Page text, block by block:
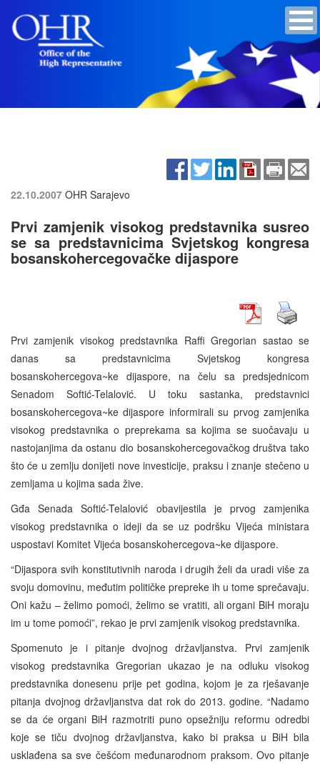
22.10.2007 OHR Sarajevo
Prvi zamjenik visokog predstavnika susreo
se sa predstavnicima Svjetskog kongresa
bosanskohercegovačke dijaspore
Prvi zamjenik visokog predstavnika Raffi Gregorian sastao se
danas sa predstavnicima Svjetskog kongresa
bosanskohercegova~ke dijaspore, na čelu sa predsjednicom
Senadom Softić-Telalović. U toku sastanka, predstavnici
bosanskohercegova~ke dijaspore informirali su prvog zamjenika
visokog predstavnika o preprekama sa kojima se suočavaju u
nastojanjima da ostanu dio bosanskohercegovačkog društva tako
što će u zemlju donijeti nove investicije, praksu i znanje stečeno u
zemljama u kojima sada žive.
Gđa Senada Softić-Telalović obavijestila je prvog zamjenika
visokog predstavnika o ideji da se uz podršku Vijeća ministara
uspostavi Komitet Vijeća bosanskohercegova~ke dijaspore.
“Dijaspora svih konstitutivnih naroda i drugih želi da uradi više za
svoju domovinu, međutim političke prepreke ih u tome sprečavaju.
Oni kažu – želimo pomoći, želimo se vratiti, ali organi BiH moraju
im u tome pomoći”, rekao je prvi zamjenik visokog predstavnika.
Spomenuto je i pitanje dvojnog državljanstva. Prvi zamjenik
visokog predstavnika Gregorian ukazao je na odluku visokog
predstavnika donesenu prije pet godina, kojom je za rješavanje
pitanja dvojnog državljanstva dat rok do 2013. godine. “Nadamo
se da će organi BiH razmotriti puno opsežniju reformu odredbi
koje se tiču dvojnog državljanstva, kako bi praksa u BiH bila
usklađena sa sve češćom međunarodnom praksom. Ovo pitanje